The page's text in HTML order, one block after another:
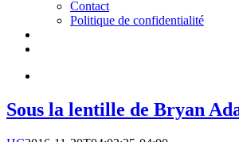
Contact
Politique de confidentialité
Sous la lentille de Bryan